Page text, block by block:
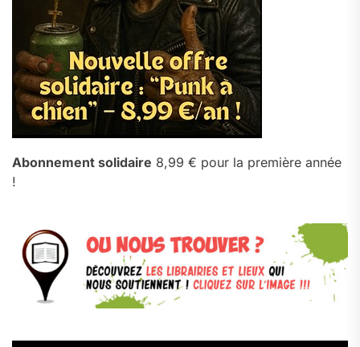
Abonnement solidaire 8,99 € pour la première année
!